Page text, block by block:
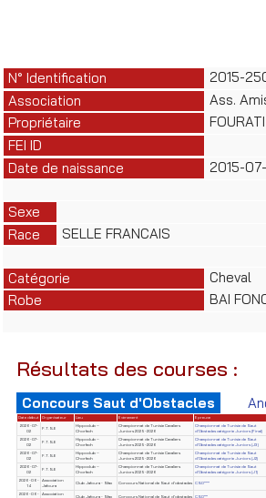
N° Identification
2015-
Association
Ass.
Propriétaire
FOURATI
FEI ID
Date de naissance
2015-
Sexe
Race
SELLE FRANCAIS
Catégorie
Cheval
Robe
BAI
Résultats des courses :
Concours Saut d'Obstacles
Date début Organisateur Lieu Evènement Epreuve
2026-07-
02
F.T.S.E
Hippoclub –
Chorfech
Championnat de Tunisie Cavaliers
Juniors 2025-2026
Championnat de Tunisie de Saut
d'Obstacles catégorie Juniors (Final)
2026-07-
02
F.T.S.E
Hippoclub –
Chorfech
Championnat de Tunisie Cavaliers
Juniors 2025-2026
Championnat de Tunisie de Saut
d'Obstacles catégorie Juniors (J3)
2026-07-
02
F.T.S.E
Hippoclub –
Chorfech
Championnat de Tunisie Cavaliers
Juniors 2025-2026
Championnat de Tunisie de Saut
d'Obstacles catégorie Juniors (J2)
2026-07-
02
F.T.S.E
Hippoclub –
Chorfech
Championnat de Tunisie Cavaliers
Juniors 2025-2026
Championnat de Tunisie de Saut
d'Obstacles catégorie Juniors (J1)
2026-06-
14
Association
Jafoura
Club Jafoura - Sfax Concours National de Saut d'obstacles CSO***
2026-06-
Association
Club Jafoura - Sfax Concours National de Saut d'obstacles CSO**